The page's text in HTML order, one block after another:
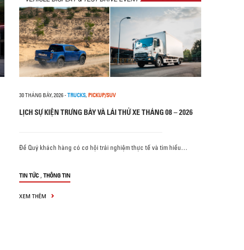
30 THÁNG BẢY, 2026- TRUCKS, PICKUP/SUV
LỊCH SỰ KIỆN TRƯNG BÀY VÀ LÁI THỬ XE THÁNG 08 – 2026
Để Quý khách hàng có cơ hội trải nghiệm thực tế và tìm hiểu…
TIN TỨC , THÔNG TIN
XEM THÊM